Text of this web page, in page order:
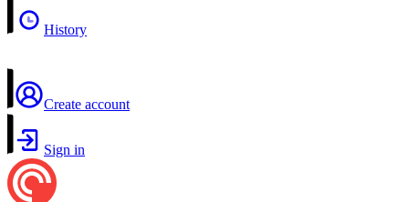
History
Create account
Sign in